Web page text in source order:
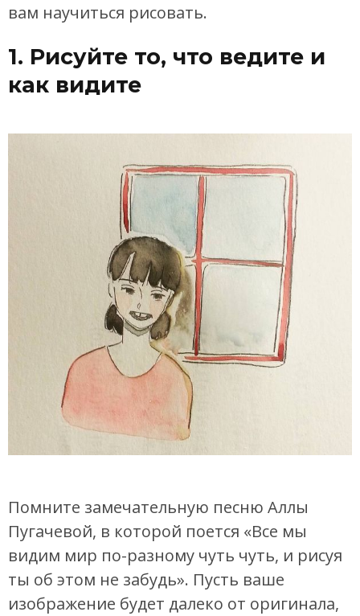
вам научиться рисовать.
1. Рисуйте то, что ведите и
как видите
Помните замечательную песню Аллы
Пугачевой, в которой поется «Все мы
видим мир по-разному чуть чуть, и рисуя
ты об этом не забудь». Пусть ваше
изображение будет далеко от оригинала,